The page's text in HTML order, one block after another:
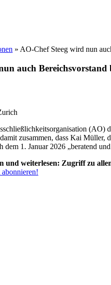
» AO-Chef Steeg wird nun
auch
(AO)
zusammen, dass Kai
1. Januar 2026 „beratend
und weiterlesen: Zugriff zu
abonnieren!